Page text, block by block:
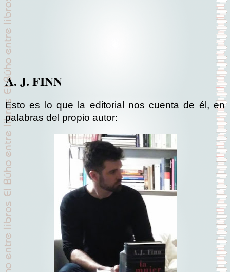
A. J. FINN
Esto es lo que la editorial nos cuenta de él, en
palabras del propio autor: